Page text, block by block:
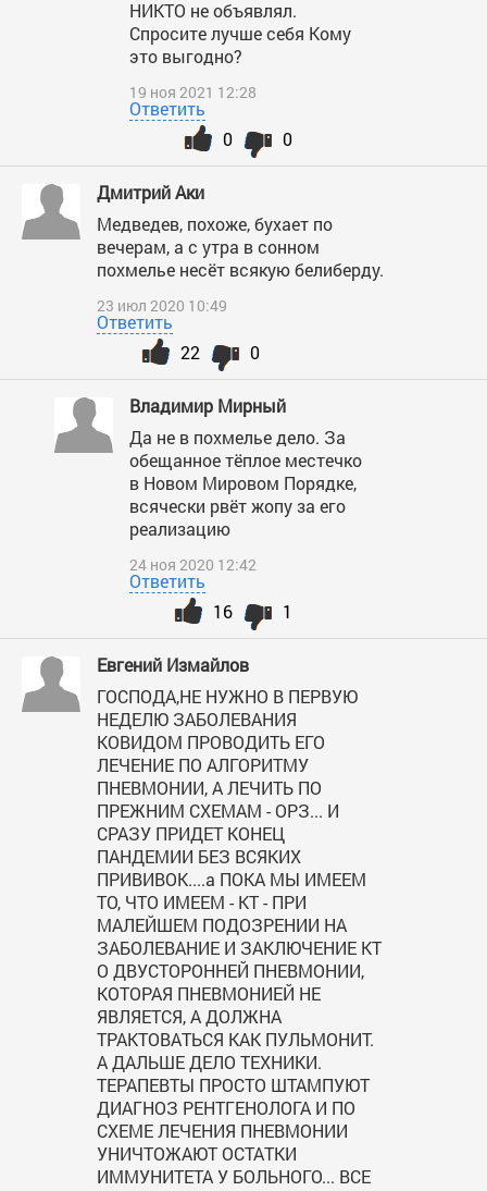
НИКТО не объявлял.
Спросите лучше себя Кому
это выгодно?
19 ноя 2021 12:28
Ответить
0
0
Дмитрий Аки
Медведев, похоже, бухает по
вечерам, а с утра в сонном
похмелье несёт всякую белиберду.
23 июл 2020 10:49
Ответить
0
22
Владимир Мирный
Да не в похмелье дело. За
обещанное тёплое местечко
в Новом Мировом Порядке,
всячески рвёт жопу за его
реализацию
24 ноя 2020 12:42
Ответить
1
16
Евгений Измайлов
ГОСПОДА,НЕ НУЖНО В ПЕРВУЮ
НЕДЕЛЮ ЗАБОЛЕВАНИЯ
КОВИДОМ ПРОВОДИТЬ ЕГО
ЛЕЧЕНИЕ ПО АЛГОРИТМУ
ПНЕВМОНИИ, А ЛЕЧИТЬ ПО
ПРЕЖНИМ СХЕМАМ - ОРЗ... И
СРАЗУ ПРИДЕТ КОНЕЦ
ПАНДЕМИИ БЕЗ ВСЯКИХ
ПРИВИВОК....а ПОКА МЫ ИМЕЕМ
ТО, ЧТО ИМЕЕМ - КТ - ПРИ
МАЛЕЙШЕМ ПОДОЗРЕНИИ НА
ЗАБОЛЕВАНИЕ И ЗАКЛЮЧЕНИЕ КТ
О ДВУСТОРОННЕЙ ПНЕВМОНИИ,
КОТОРАЯ ПНЕВМОНИЕЙ НЕ
ЯВЛЯЕТСЯ, А ДОЛЖНА
ТРАКТОВАТЬСЯ КАК ПУЛЬМОНИТ.
А ДАЛЬШЕ ДЕЛО ТЕХНИКИ.
ТЕРАПЕВТЫ ПРОСТО ШТАМПУЮТ
ДИАГНОЗ РЕНТГЕНОЛОГА И ПО
СХЕМЕ ЛЕЧЕНИЯ ПНЕВМОНИИ
УНИЧТОЖАЮТ ОСТАТКИ
ИММУНИТЕТА У БОЛЬНОГО... ВСЕ